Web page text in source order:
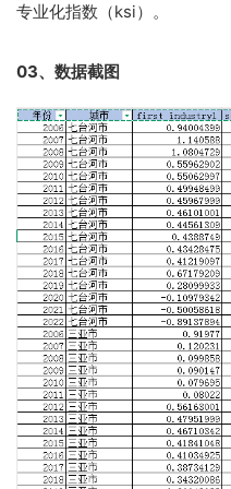
专业化指数（ksi）。
03、数据截图